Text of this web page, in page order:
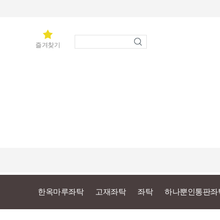
즐겨찾기
한옥마루좌탁 고재좌탁 좌탁 하나뿐인통판좌